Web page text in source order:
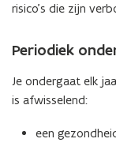
risico’s die zijn
Periodiek
Je ondergaat elk
is afwisselend:
een